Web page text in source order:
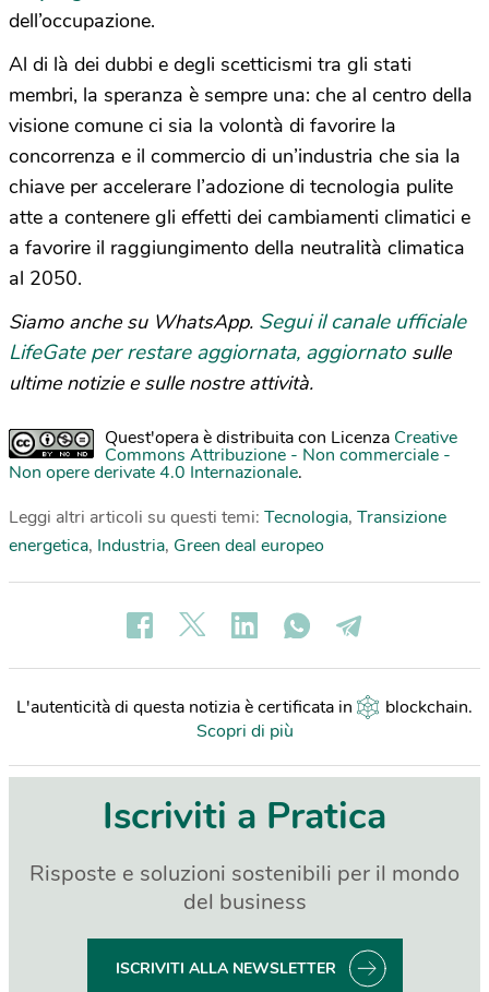
dell’occupazione.
Al di là dei dubbi e degli scetticismi tra gli stati
membri, la speranza è sempre una: che al centro della
visione comune ci sia la volontà di favorire la
concorrenza e il commercio di un’industria che sia la
chiave per accelerare l’adozione di tecnologia pulite
atte a contenere gli effetti dei cambiamenti climatici e
a favorire il raggiungimento della neutralità climatica
al 2050.
Siamo anche su WhatsApp. Segui il canale ufficiale
LifeGate per restare aggiornata, aggiornato sulle
ultime notizie e sulle nostre attività.
Quest'opera è distribuita con Licenza Creative
Commons Attribuzione - Non commerciale -
Non opere derivate 4.0 Internazionale.
Leggi altri articoli su questi temi: Tecnologia, Transizione
energetica, Industria, Green deal europeo
L'autenticità di questa notizia è certificata in blockchain.
Scopri di più
Iscriviti a Pratica
Risposte e soluzioni sostenibili per il mondo
del business
ISCRIVITI ALLA NEWSLETTER